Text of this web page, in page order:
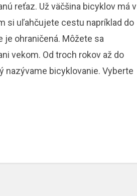
reťaz. Už väčšina bicyklov má v
si uľahčujete cestu napríklad do
je ohraničená. Môžete sa
vekom. Od troch rokov až do
nazývame bicyklovanie. Vyberte